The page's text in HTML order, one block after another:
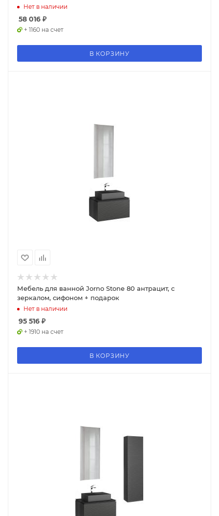
Нет в наличии
58 016 ₽
+ 1160 на счет
В КОРЗИНУ
Мебель для ванной Jorno Stone 80 антрацит, с
зеркалом, сифоном + подарок
Нет в наличии
95 516 ₽
+ 1910 на счет
В КОРЗИНУ